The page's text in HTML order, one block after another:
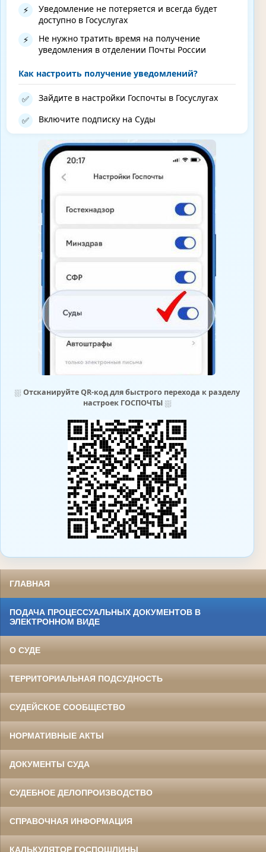
⚡
Уведомление не потеряется и всегда будет
доступно в Госуслугах
⚡
Не нужно тратить время на получение
уведомления в отделении Почты России
Как настроить получение уведомлений?
✅ Зайдите в настройки Госпочты в Госуслугах
✅ Включите подписку на Суды
⛆ Отсканируйте QR-код для быстрого перехода к разделу
настроек ГОСПОЧТЫ⛆
ГЛАВНАЯ
ПОДАЧА ПРОЦЕССУАЛЬНЫХ ДОКУМЕНТОВ В
ЭЛЕКТРОННОМ ВИДЕ
О СУДЕ
ТЕРРИТОРИАЛЬНАЯ ПОДСУДНОСТЬ
СУДЕЙСКОЕ СООБЩЕСТВО
НОРМАТИВНЫЕ АКТЫ
ДОКУМЕНТЫ СУДА
СУДЕБНОЕ ДЕЛОПРОИЗВОДСТВО
СПРАВОЧНАЯ ИНФОРМАЦИЯ
КАЛЬКУЛЯТОР ГОСПОШЛИНЫ